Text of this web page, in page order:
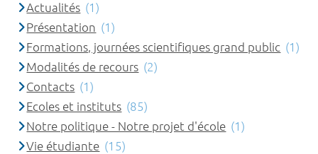
Actualités (1)
Présentation (1)
Formations, journées scientifiques grand public (1)
Modalités de recours (2)
Contacts (1)
Ecoles et instituts (85)
Notre politique - Notre projet d'école (1)
Vie étudiante (15)